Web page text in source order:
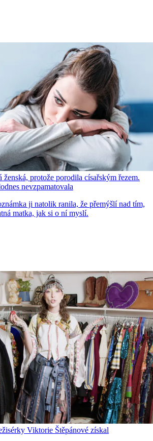
protože porodila císařským řezem.
nevzpamatovala
ji natolik ranila, že přemýšlí nad tím,
matka, jak si o ní myslí.
Viktorie Štěpánové získal